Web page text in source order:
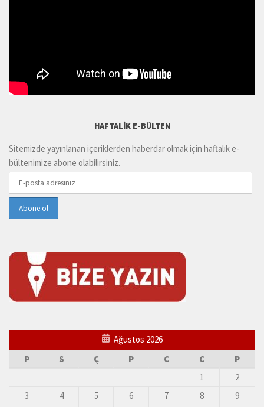
HAFTALIK E-BÜLTEN
Sitemizde yayınlanan içeriklerden haberdar olmak için haftalık e-
bültenimize abone olabilirsiniz.
Ağustos 2026
P
S Ç P C C
P
1
2
3
4 5 6 7 8
9